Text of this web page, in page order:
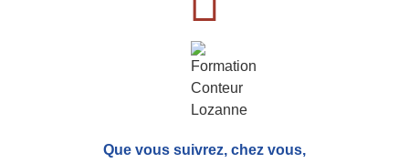
Que vous suivrez, chez vous,